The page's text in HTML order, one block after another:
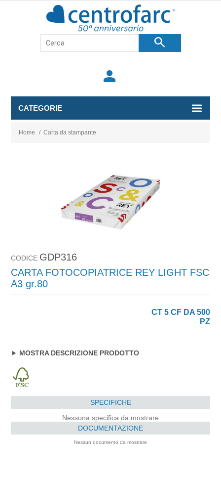
search
person
CATEGORIE
Home / Carta da stampante
CODICE GDP316
CARTA FOTOCOPIATRICE REY LIGHT FSC
A3 gr.80
CT 5 CF DA 500
PZ
MOSTRA DESCRIZIONE PRODOTTO
SPECIFICHE
Nessuna specifica da mostrare
DOCUMENTAZIONE
Nessun documento da mostrare